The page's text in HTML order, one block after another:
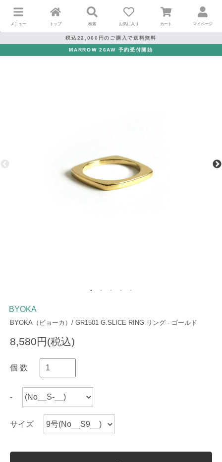
メニュー トップ 検索 お気に入り カート マイページ
税込22,000円のご購入で送料無料
MARROW 26AW 予約受付開始
BYOKA
BYOKA（ビョーカ）/ GR1501 G.SLICE RING リング - ゴールド
8,580円(税込)
個 数
-
サイズ